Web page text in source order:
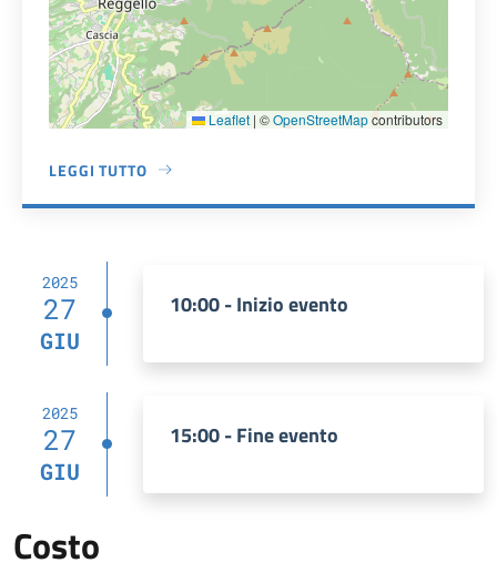
Leaflet | ©OpenStreetMapcontributors
LEGGI TUTTO
A PROPOSITO DI LA FORESTA DI SANT'ANTONIO
2025
27
GIU
10:00 - Inizio evento
2025
27
GIU
15:00 - Fine evento
Costo